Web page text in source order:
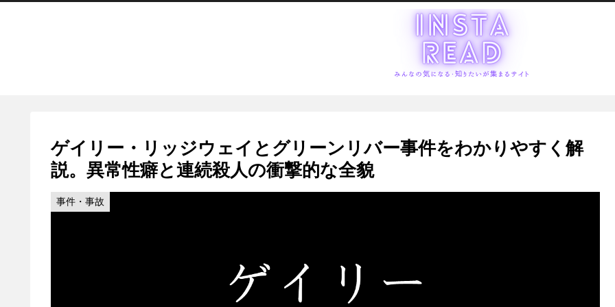
ゲイリー・リッジウェイとグリーンリバー事件をわかりやすく解
説。異常性癖と連続殺人の衝撃的な全貌
事件・事故